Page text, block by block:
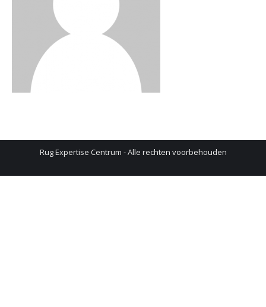
Rug Expertise Centrum - Alle rechten voorbehouden